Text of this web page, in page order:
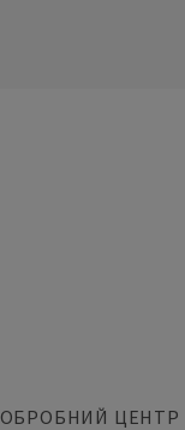
ЦЕНТР